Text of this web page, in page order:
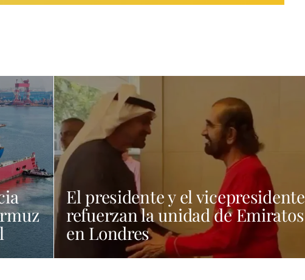
El presidente y el vicepresidente
refuerzan la unidad de Emiratos
en Londres